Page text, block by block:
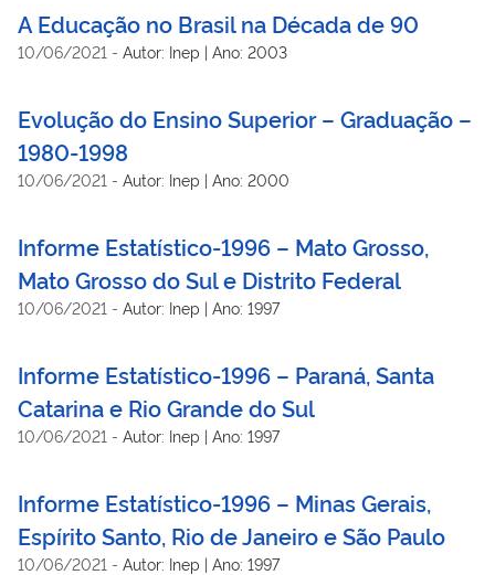
A Educação no Brasil na Década de 90
10/06/2021 - Autor: Inep | Ano: 2003
Evolução do Ensino Superior – Graduação –
1980-1998
10/06/2021 - Autor: Inep | Ano: 2000
Informe Estatístico-1996 – Mato Grosso,
Mato Grosso do Sul e Distrito Federal
10/06/2021 - Autor: Inep | Ano: 1997
Informe Estatístico-1996 – Paraná, Santa
Catarina e Rio Grande do Sul
10/06/2021 - Autor: Inep | Ano: 1997
Informe Estatístico-1996 – Minas Gerais,
Espírito Santo, Rio de Janeiro e São Paulo
10/06/2021 - Autor: Inep | Ano: 1997